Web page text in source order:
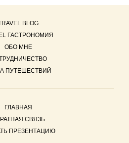
BLOG
ГАСТРОНОМИЯ
ОБО МНЕ
ПУТЕШЕСТВИЙ
ГЛАВНАЯ
СВЯЗЬ
ПРЕЗЕНТАЦИЮ